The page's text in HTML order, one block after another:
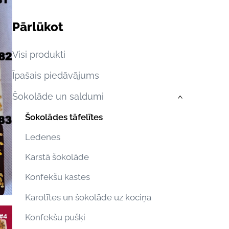
Pārlūkot
Visi produkti
Īpašais piedāvājums
Šokolāde un saldumi
Šokolādes tāfelītes
Ledenes
Karstā šokolāde
Konfekšu kastes
Karotītes un šokolāde uz kociņa
Konfekšu pušķi
›